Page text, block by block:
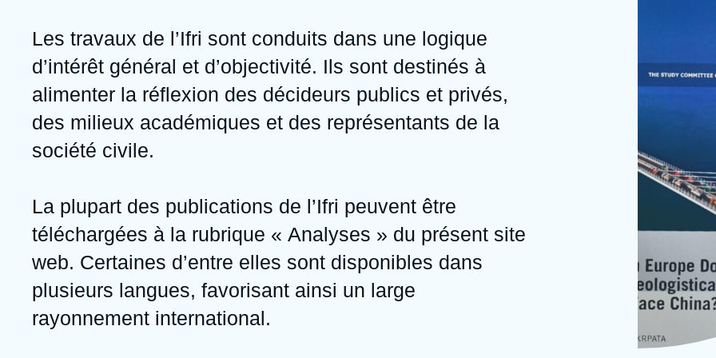
Nous soutenir en tant que professionnel
Politique étrangère
Guerre en Ukraine
Russie - Eurasie
Les travaux de l’Ifri sont conduits dans une logique
d’intérêt général et d’objectivité. Ils sont destinés à
alimenter la réflexion des décideurs publics et privés,
des milieux académiques et des représentants de la
société civile.
La plupart des publications de l’Ifri peuvent être
téléchargées à la rubrique « Analyses » du présent site
web. Certaines d’entre elles sont disponibles dans
plusieurs langues, favorisant ainsi un large
rayonnement international.